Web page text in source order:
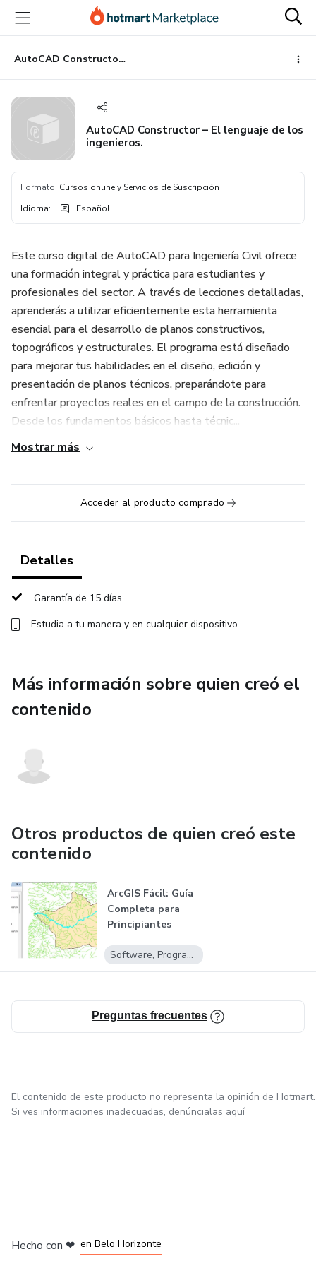
principal
página
de
página
AutoCAD Constructor – El lenguaje de los ingenieros.
AutoCAD Constructor – El lenguaje de los
ingenieros.
Formato: Cursos online y Servicios de Suscripción
Idioma: Español
Este curso digital de AutoCAD para Ingeniería Civil ofrece
una formación integral y práctica para estudiantes y
profesionales del sector. A través de lecciones detalladas,
aprenderás a utilizar eficientemente esta herramienta
esencial para el desarrollo de planos constructivos,
topográficos y estructurales. El programa está diseñado
para mejorar tus habilidades en el diseño, edición y
presentación de planos técnicos, preparándote para
enfrentar proyectos reales en el campo de la construcción.
Desde los fundamentos básicos hasta técnic...
Mostrar más
Acceder al producto comprado
Detalles
Garantía de 15 días
Estudia a tu manera y en cualquier dispositivo
Más información sobre quien creó el
contenido
Otros productos de quien creó este
contenido
ArcGIS Fácil: Guía
Completa para
Principiantes
Software, Programas para descargar
Preguntas frecuentes
El contenido de este producto no representa la opinión de Hotmart.
Si ves informaciones inadecuadas, denúncialas aquí
Hecho con ❤ en Belo Horizonte